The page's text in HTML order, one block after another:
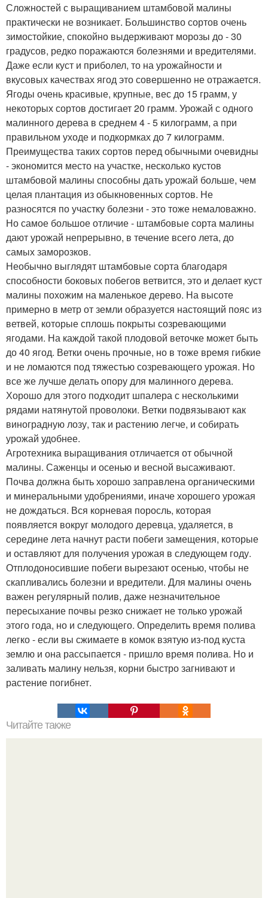
Сложностей с выращиванием штамбовой малины
практически не возникает. Большинство сортов очень
зимостойкие, спокойно выдерживают морозы до - 30
градусов, редко поражаются болезнями и вредителями.
Даже если куст и приболел, то на урожайности и
вкусовых качествах ягод это совершенно не отражается.
Ягоды очень красивые, крупные, вес до 15 грамм, у
некоторых сортов достигает 20 грамм. Урожай с одного
малинного дерева в среднем 4 - 5 килограмм, а при
правильном уходе и подкормках до 7 килограмм.
Преимущества таких сортов перед обычными очевидны
- экономится место на участке, несколько кустов
штамбовой малины способны дать урожай больше, чем
целая плантация из обыкновенных сортов. Не
разносятся по участку болезни - это тоже немаловажно.
Но самое большое отличие - штамбовые сорта малины
дают урожай непрерывно, в течение всего лета, до
самых заморозков.
Необычно выглядят штамбовые сорта благодаря
способности боковых побегов ветвится, это и делает куст
малины похожим на маленькое дерево. На высоте
примерно в метр от земли образуется настоящий пояс из
ветвей, которые сплошь покрыты созревающими
ягодами. На каждой такой плодовой веточке может быть
до 40 ягод. Ветки очень прочные, но в тоже время гибкие
и не ломаются под тяжестью созревающего урожая. Но
все же лучше делать опору для малинного дерева.
Хорошо для этого подходит шпалера с несколькими
рядами натянутой проволоки. Ветки подвязывают как
виноградную лозу, так и растению легче, и собирать
урожай удобнее.
Агротехника выращивания отличается от обычной
малины. Саженцы и осенью и весной высаживают.
Почва должна быть хорошо заправлена органическими
и минеральными удобрениями, иначе хорошего урожая
не дождаться. Вся корневая поросль, которая
появляется вокруг молодого деревца, удаляется, в
середине лета начнут расти побеги замещения, которые
и оставляют для получения урожая в следующем году.
Отплодоносившие побеги вырезают осенью, чтобы не
скапливались болезни и вредители. Для малины очень
важен регулярный полив, даже незначительное
пересыхание почвы резко снижает не только урожай
этого года, но и следующего. Определить время полива
легко - если вы сжимаете в комок взятую из-под куста
землю и она рассыпается - пришло время полива. Но и
заливать малину нельзя, корни быстро загнивают и
растение погибнет.
Читайте также